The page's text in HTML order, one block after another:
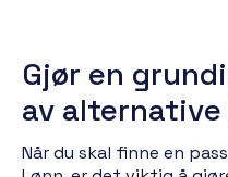
Gjør en
av
Når du skal finne en